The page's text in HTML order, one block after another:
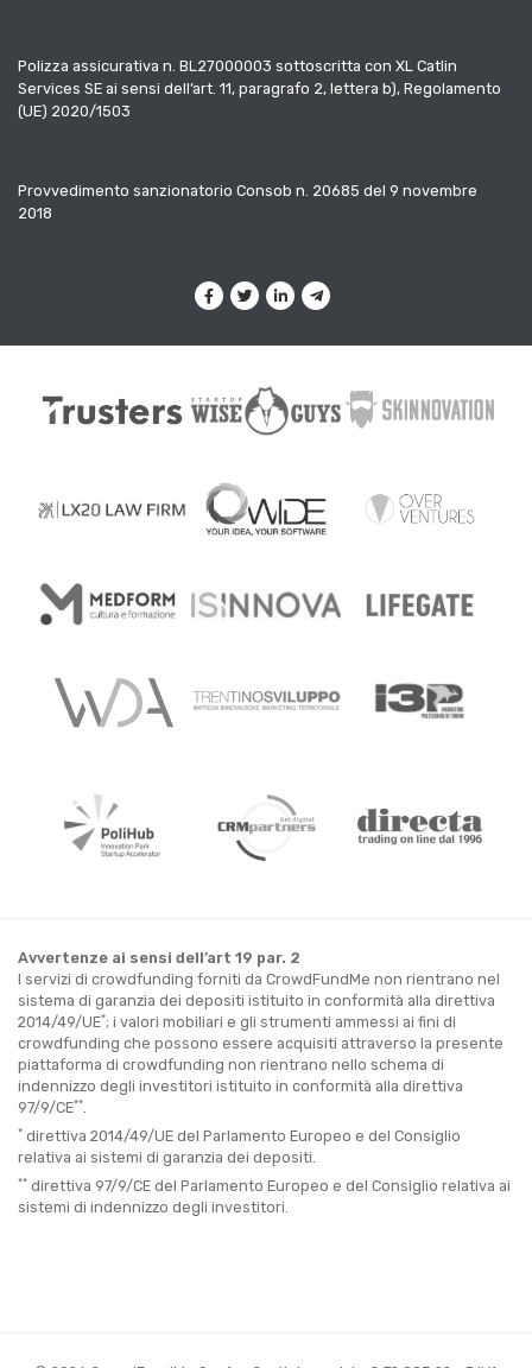
Polizza assicurativa n. BL27000003 sottoscritta con XL Catlin
Services SE ai sensi dell’art. 11, paragrafo 2, lettera b), Regolamento
(UE) 2020/1503
Provvedimento sanzionatorio Consob n. 20685 del 9 novembre
2018
Avvertenze ai sensi dell’art 19 par. 2
I servizi di crowdfunding forniti da CrowdFundMe non rientrano nel
sistema di garanzia dei depositi istituito in conformità alla direttiva
2014/49/UE*; i valori mobiliari e gli strumenti ammessi ai fini di
crowdfunding che possono essere acquisiti attraverso la presente
piattaforma di crowdfunding non rientrano nello schema di
indennizzo degli investitori istituito in conformità alla direttiva
97/9/CE**.
* direttiva 2014/49/UE del Parlamento Europeo e del Consiglio
relativa ai sistemi di garanzia dei depositi.
** direttiva 97/9/CE del Parlamento Europeo e del Consiglio relativa ai
sistemi di indennizzo degli investitori.